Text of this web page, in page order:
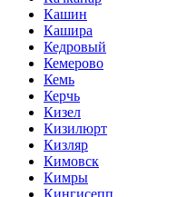
Кашин
Кашира
Кедровый
Кемерово
Кемь
Керчь
Кизел
Кизилюрт
Кизляр
Кимовск
Кимры